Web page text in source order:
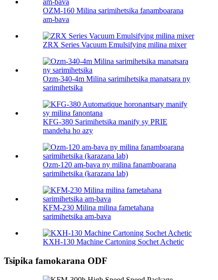
OZM-160 Milina sarimihetsika fanamboarana
am-bava
ZRX Series Vacuum Emulsifying milina mixer
Ozm-340-4m Milina sarimihetsika manatsara ny
sarimihetsika
KFG-380 Sarimihetsika manify sy PRIE
mandeha ho azy
Ozm-120 am-bava ny milina fanamboarana
sarimihetsika (karazana lab)
KFM-230 Milina milina fametahana
sarimihetsika am-bava
KXH-130 Machine Cartoning Sochet Achetic
Tsipika famokarana ODF